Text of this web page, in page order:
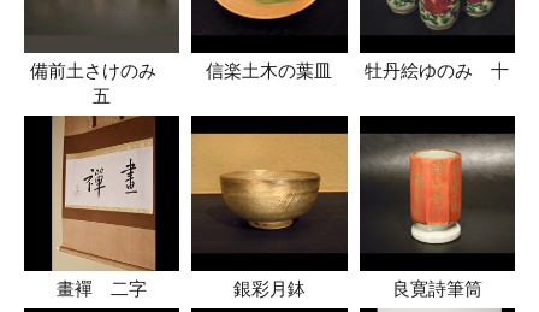
備前土さけのみ
五
信楽土木の葉皿 牡丹絵ゆのみ 十
畫襌 二字 銀彩月鉢 良寛詩筆筒